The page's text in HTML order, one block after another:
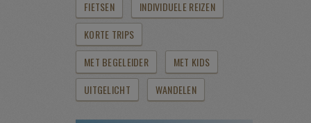
FIETSEN
INDIVIDUELE REIZEN
KORTE TRIPS
MET BEGELEIDER
MET KIDS
UITGELICHT
WANDELEN